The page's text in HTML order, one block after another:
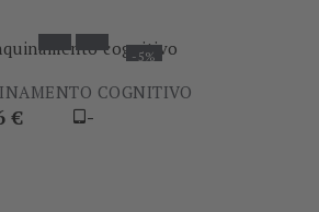
-5%
COGNITIVO
€ -